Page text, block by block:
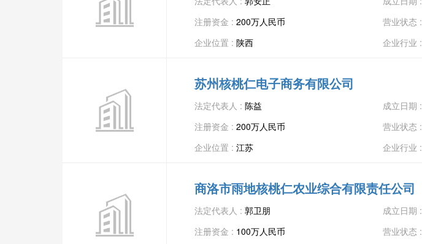
注册资金 : 200万人民币 营业状态 :
企业位置 : 陕西 企业行业 :
苏州核桃仁电子商务有限公司
法定代表人 : 陈益 成立日期 :
注册资金 : 200万人民币 营业状态 :
企业位置 : 江苏 企业行业 :
商洛市雨地核桃仁农业综合有限责任公司
法定代表人 : 郭卫朋 成立日期 :
注册资金 : 100万人民币 营业状态 :